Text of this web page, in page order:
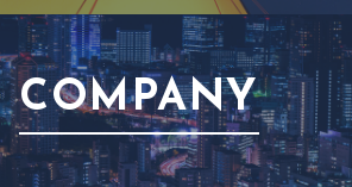
COMPANY